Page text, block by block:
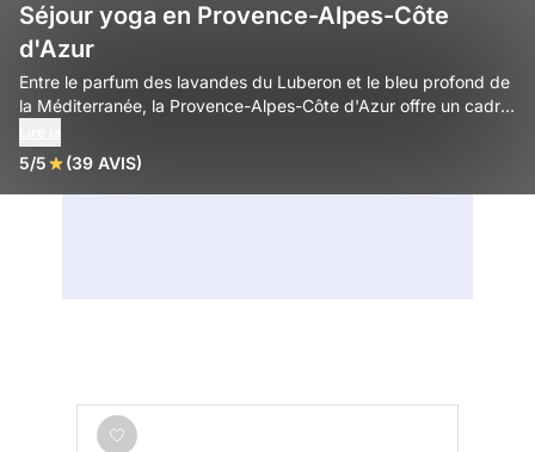
Séjour yoga en Provence-Alpes-Côte
d'Azur
Entre le parfum des lavandes du Luberon et le bleu profond de
la Méditerranée, la Provence-Alpes-Côte d'Azur offre un cadre
et à l'harmonie.
5/5 (39 AVIS)